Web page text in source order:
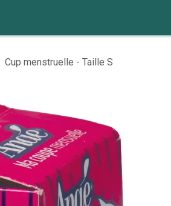
Cup menstruelle - Taille S